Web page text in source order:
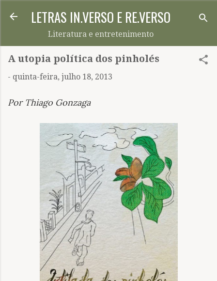
Pular para o conteúdo principal
LETRAS IN.VERSO E RE.VERSO
Literatura e entretenimento
A utopia política dos pinholés
- quinta-feira, julho 18, 2013
Por Thiago Gonzaga